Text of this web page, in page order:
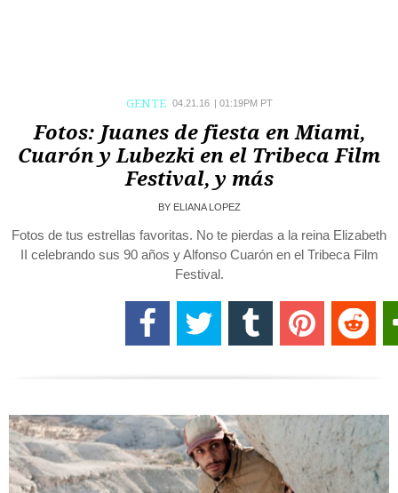
GENTE 04.21.16 | 01:19PM PT
Fotos: Juanes de fiesta en Miami,
Cuarón y Lubezki en el Tribeca Film
Festival, y más
BY ELIANA LOPEZ
Fotos de tus estrellas favoritas. No te pierdas a la reina Elizabeth
II celebrando sus 90 años y Alfonso Cuarón en el Tribeca Film
Festival.